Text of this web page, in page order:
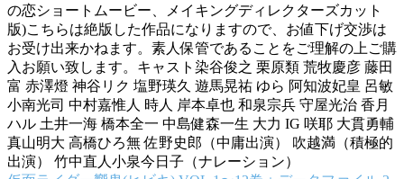
の恋ショートムービー、メイキングディレクターズカット
版)こちらは絶版した作品になりますので、お値下げ交渉は
お受け出来かねます。素人保管であることをご理解の上ご購
入お願い致します。キャスト染谷俊之 栗原類 荒牧慶彦 藤田
富 赤澤燈 神谷リク 塩野瑛久 遊馬晃祐 ゆら 阿知波妃皇 呂敏
小南光司 中村嘉惟人 時人 岸本卓也 和泉宗兵 守屋光治 香月
ハル 土井一海 橋本全一 中島健森一生 大力 IG 咲耶 大貫勇輔
真山明大 高橋ひろ無 佐野史郎（中庸出演） 吹越満（積極的
出演） 竹中直人小泉今日子（ナレーション）